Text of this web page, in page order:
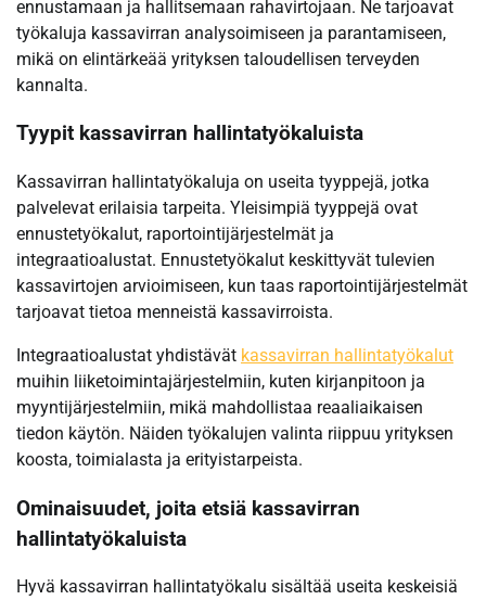
ennustamaan ja hallitsemaan rahavirtojaan. Ne tarjoavat
työkaluja kassavirran analysoimiseen ja parantamiseen,
mikä on elintärkeää yrityksen taloudellisen terveyden
kannalta.
Tyypit kassavirran hallintatyökaluista
Kassavirran hallintatyökaluja on useita tyyppejä, jotka
palvelevat erilaisia tarpeita. Yleisimpiä tyyppejä ovat
ennustetyökalut, raportointijärjestelmät ja
integraatioalustat. Ennustetyökalut keskittyvät tulevien
kassavirtojen arvioimiseen, kun taas raportointijärjestelmät
tarjoavat tietoa menneistä kassavirroista.
Integraatioalustat yhdistävät kassavirran hallintatyökalut
muihin liiketoimintajärjestelmiin, kuten kirjanpitoon ja
myyntijärjestelmiin, mikä mahdollistaa reaaliaikaisen
tiedon käytön. Näiden työkalujen valinta riippuu yrityksen
koosta, toimialasta ja erityistarpeista.
Ominaisuudet, joita etsiä kassavirran
hallintatyökaluista
Hyvä kassavirran hallintatyökalu sisältää useita keskeisiä